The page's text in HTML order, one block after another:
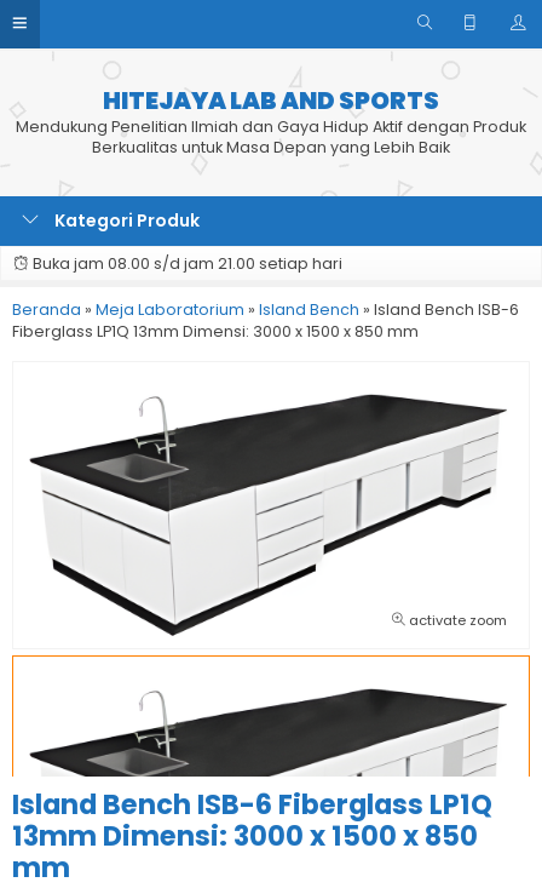
HITEJAYA LAB AND SPORTS
Mendukung Penelitian Ilmiah dan Gaya Hidup Aktif dengan Produk
Berkualitas untuk Masa Depan yang Lebih Baik
Kategori Produk
Buka jam 08.00 s/d jam 21.00 setiap hari
Beranda » Meja Laboratorium » Island Bench » Island Bench ISB-6
Fiberglass LP1Q 13mm Dimensi: 3000 x 1500 x 850 mm
activate zoom
Island Bench ISB-6 Fiberglass LP1Q
13mm Dimensi: 3000 x 1500 x 850
mm